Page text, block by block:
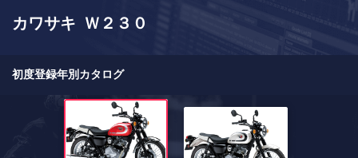
カワサキ Ｗ２３０
初度登録年別カタログ